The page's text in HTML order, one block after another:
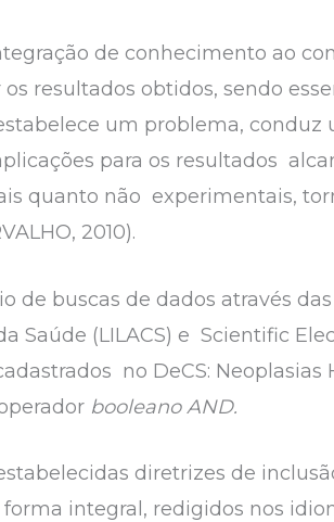
de conhecimento ao
resultados obtidos, sendo
um problema,
para os resultados
quanto não experimentais,
2010).
de buscas de dados através
Saúde (LILACS) e Scientific
no DeCS: Neoplasias
booleano AND.
diretrizes de
integral, redigidos nos